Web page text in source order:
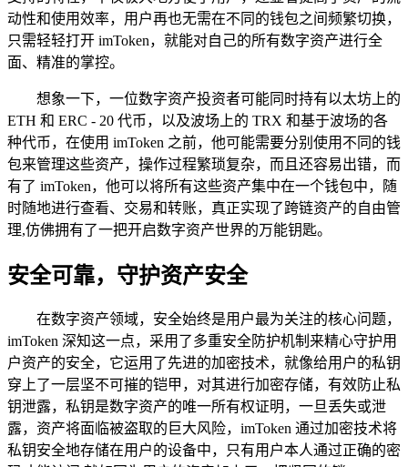
动性和使用效率，用户再也无需在不同的钱包之间频繁切换，
只需轻轻打开 imToken，就能对自己的所有数字资产进行全
面、精准的掌控。
想象一下，一位数字资产投资者可能同时持有以太坊上的
ETH 和 ERC - 20 代币，以及波场上的 TRX 和基于波场的各
种代币，在使用 imToken 之前，他可能需要分别使用不同的钱
包来管理这些资产，操作过程繁琐复杂，而且还容易出错，而
有了 imToken，他可以将所有这些资产集中在一个钱包中，随
时随地进行查看、交易和转账，真正实现了跨链资产的自由管
理,仿佛拥有了一把开启数字资产世界的万能钥匙。
安全可靠，守护资产安全
在数字资产领域，安全始终是用户最为关注的核心问题，
imToken 深知这一点，采用了多重安全防护机制来精心守护用
户资产的安全，它运用了先进的加密技术，就像给用户的私钥
穿上了一层坚不可摧的铠甲，对其进行加密存储，有效防止私
钥泄露，私钥是数字资产的唯一所有权证明，一旦丢失或泄
露，资产将面临被盗取的巨大风险，imToken 通过加密技术将
私钥安全地存储在用户的设备中，只有用户本人通过正确的密